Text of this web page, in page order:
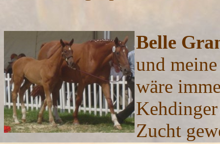
Belle
und
wäre
Kehdinger
Zucht